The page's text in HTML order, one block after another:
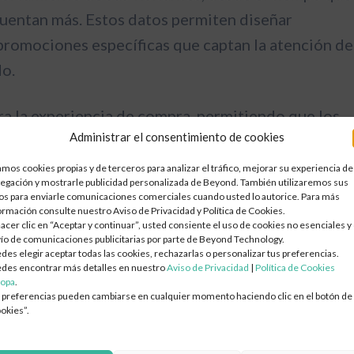
Transformación Digital y en la
Nube
Arquitectura y Migración a la Nube
Diseño e Implementación de SD-WAN / SD-LAN
Evaluación de Preparación y TCO en la Nube
Planes de Migración por Oleadas — Lift/Shift, Re-plataforma,
Diseño de Infraestructura de Red (LAN/WAN/WiFi)
Administrar el consentimiento de cookies
cookies propias y de terceros para analizar el tráfico, mejorar su experiencia de
y mostrarle publicidad personalizada de Beyond. También utilizaremos sus
para enviarle comunicaciones comerciales cuando usted lo autorice. Para más
consulte nuestro Aviso de Privacidad y Política de Cookies.
clic en “Aceptar y continuar”, usted consiente el uso de cookies no esenciales y
de comunicaciones publicitarias por parte de Beyond Technology.
elegir aceptar todas las cookies, rechazarlas o personalizar tus preferencias.
encontrar más detalles en nuestroAviso de Privacidad | Política de Cookies
.
preferencias pueden cambiarse en cualquier momento haciendo clic en el botón de
más. Estos datos permiten diseñar
específicas que captan la atención de
la experiencia de compra, permitiendo que los
o conocer más sobre los productos que
de conversión.
la experiencia educativa
se ha convertido en un recurso
y la innovación en las aulas. Esta
a plataformas educativas, sino que también
los docentes a identificar patrones de uso y